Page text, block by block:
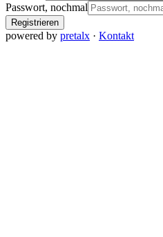
Passwort, nochmal
Registrieren
powered by pretalx · Kontakt